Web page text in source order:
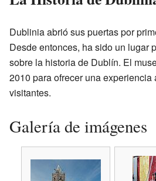
Dublinia abrió sus puertas por
Desde entonces, ha sido un lugar
sobre la historia de Dublín. El
2010 para ofrecer una experiencia
visitantes.
Galería de imágenes